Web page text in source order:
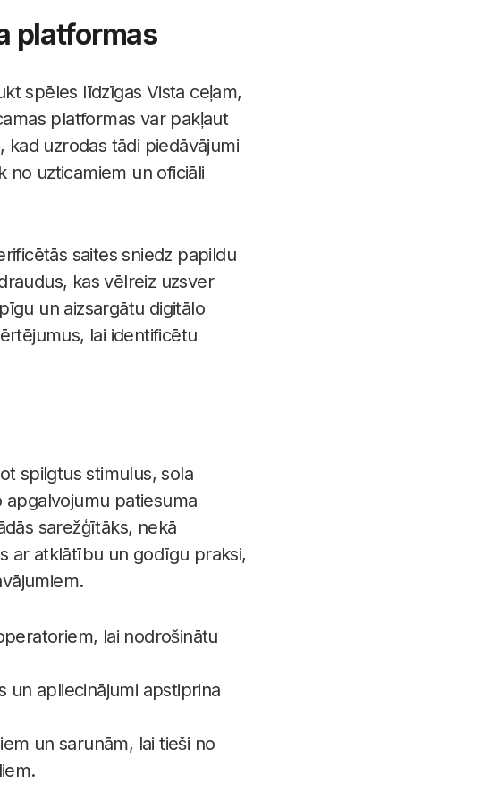
platformas
spēles līdzīgas Vista ceļam,
platformas var pakļaut
uzrodas tādi piedāvājumi
no uzticamiem un oficiāli
saites sniedz papildu
kas vēlreiz uzsver
un aizsargātu digitālo
lai identificētu
spilgtus stimulus, sola
apgalvojumu patiesuma
sarežģītāks, nekā
ar atklātību un godīgu praksi,
lai nodrošinātu
un apliecinājumi apstiprina
un sarunām, lai tieši no